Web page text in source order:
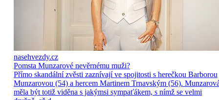
nasehvezdy.cz
Pomsta Munzarové nevěrnému muži?
Přímo skandální zvěsti zaznívají ve spojitosti s herečkou Barborou
Munzarovou (54) a hercem Martinem Trnavským (56).
měla být totiž viděna s jakýmsi sympaťákem, s nímž se velmi